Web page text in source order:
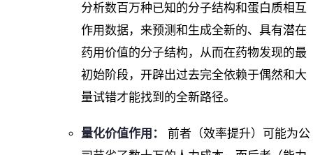
分析数百万种已知的分子结构和蛋白质相互
作用数据，来预测和生成全新的、具有潜在
药用价值的分子结构，从而在药物发现的最
初始阶段，开辟出过去完全依赖于偶然和大
量试错才能找到的全新路径。
量化价值作用：
前者（效率提升）可能为公